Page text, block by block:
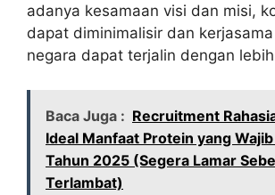
adanya kesamaan visi dan misi,
dapat diminimalisir dan
negara dapat terjalin dengan
Baca Juga : Recruitment
Ideal Manfaat Protein yang
Tahun 2025 (Segera Lamar
Terlambat)